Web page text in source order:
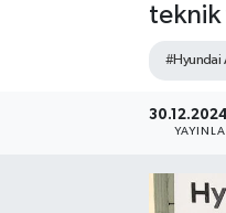
teknik
#Hyundai
ŞİRKET PANO